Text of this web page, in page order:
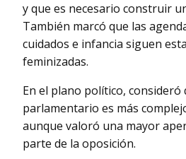
y que es necesario construir
También marcó que las
cuidados e infancia siguen
feminizadas.
En el plano político, consideró
parlamentario es más
aunque valoró una mayor
parte de la oposición.